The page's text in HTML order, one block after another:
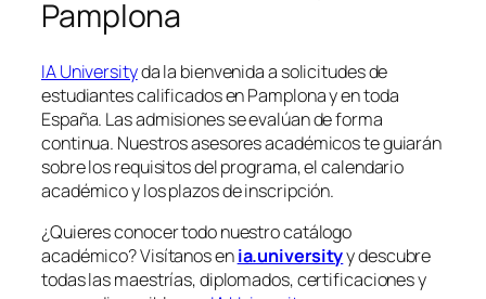
Pamplona
IA Universityda la bienvenida a solicitudes de
estudiantes calificados en Pamplona y en toda
España. Las admisiones se evalúan de forma
continua. Nuestros asesores académicos te guiarán
sobre los requisitos del programa, el calendario
académico y los plazos de inscripción.
¿Quieres conocer todo nuestro catálogo
académico? Visítanos enia.universityy descubre
todas las maestrías, diplomados, certificaciones y